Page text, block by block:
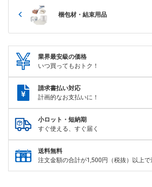
梱包材・結束用品
業界最安級の価格
いつ買ってもおトク！
請求書払い対応
計画的なお支払いに！
小ロット・短納期
すぐ使える、すぐ届く
送料無料
注文金額の合計が1,500円（税抜）以上